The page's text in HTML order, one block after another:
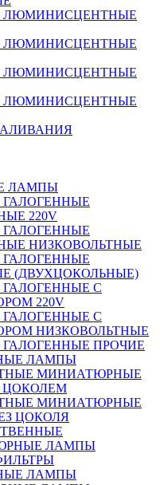
ЛЮМИНИСЦЕНТНЫЕ
ЛЮМИНИСЦЕНТНЫЕ
ЛЮМИНИСЦЕНТНЫЕ
ЛЮМИНИСЦЕНТНЫЕ
ЛАМПЫ
220V
НИЗКОВОЛЬТНЫЕ
(ДВУХЦОКОЛЬНЫЕ)
С
220V
С
НИЗКОВОЛЬТНЫЕ
ПРОЧИЕ
ЛАМПЫ
МИНИАТЮРНЫЕ
МИНИАТЮРНЫЕ
ЦОКОЛЯ
ЛАМПЫ
ЛАМПЫ